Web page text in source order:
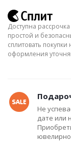
Доступна
простой и
сплитовать
оформления
Не
дате или